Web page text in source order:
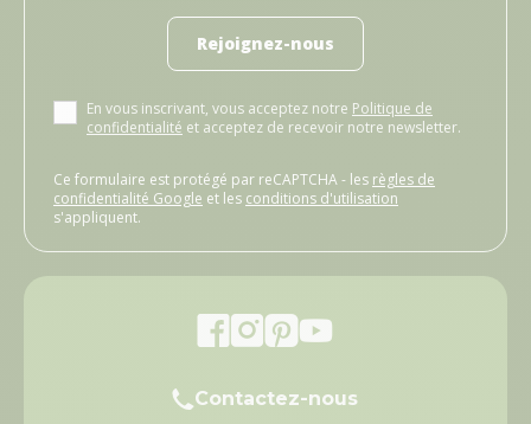
Rejoignez-nous
En vous inscrivant, vous acceptez notre Politique de
confidentialité et acceptez de recevoir notre newsletter.
Ce formulaire est protégé par reCAPTCHA - les règles de
confidentialité Google et les conditions d'utilisation
s'appliquent.
Contactez-nous